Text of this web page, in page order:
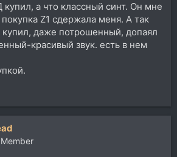
а что классный синт. Он мне
Z1 сдержала меня. А так
купил, даже потрошенный, допаял
красивый звук. есть в нем